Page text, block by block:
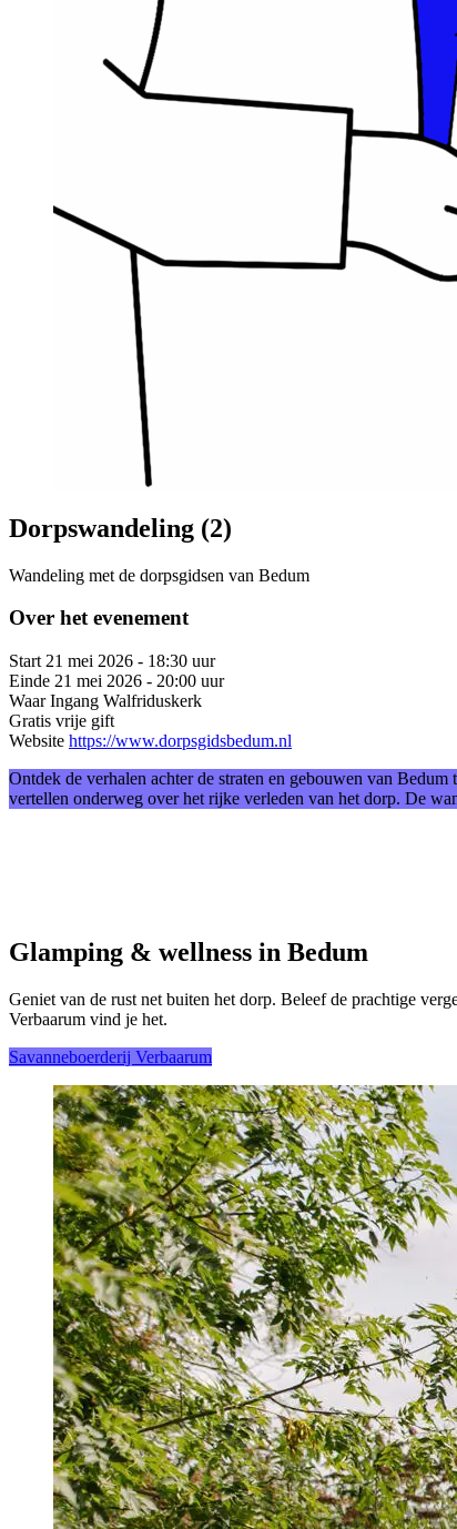
Dorpswandeling (2)
Wandeling met de dorpsgidsen van Bedum
Over het evenement
Start 21 mei 2026 - 18:30 uur
Einde 21 mei 2026 - 20:00 uur
Waar Ingang Walfriduskerk
Gratis vrije gift
Website https://www.dorpsgidsbedum.nl
Ontdek de verhalen achter de straten en gebouwen van
vertellen onderweg over het rijke verleden van het dorp. De
Glamping & wellness in Bedum
Geniet van de rust net buiten het dorp. Beleef de prachtige
Verbaarum vind je het.
Savanneboerderij Verbaarum